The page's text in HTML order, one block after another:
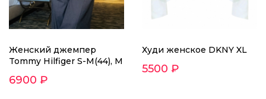
Женский джемпер
Tommy Hilfiger S-M(44), M
6900 ₽
Худи женское DKNY XL
5500 ₽